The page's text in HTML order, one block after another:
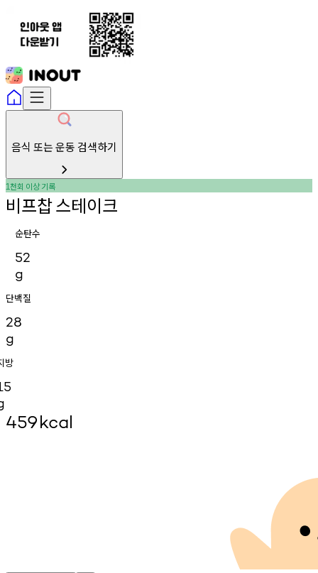
음식 또는 운동 검색하기
1천회 이상기록
비프찹스테이크
순탄수
52
g
단백질
28
g
방
459kcal